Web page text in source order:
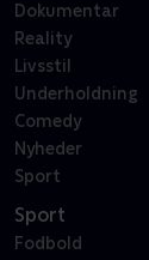
Dokumentar
Reality
Livsstil
Underholdning
Comedy
Nyheder
Sport
Sport
Fodbold